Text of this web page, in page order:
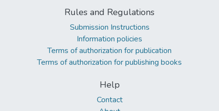
Rules and Regulations
Submission Instructions
Information policies
Terms of authorization for publication
Terms of authorization for publishing books
Help
Contact